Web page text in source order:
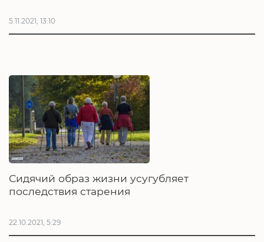
5.11.2021, 13:10
Сидячий образ жизни усугубляет
последствия старения
22.10.2021, 5:29